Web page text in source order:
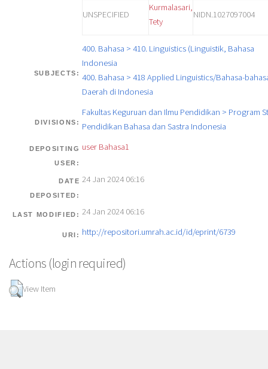
UNSPECIFIED
Kurmalasari,
Tety
NIDN.1027097004
SUBJECTS:
400. Bahasa > 410. Linguistics (Linguistik, Bahasa
Indonesia
400. Bahasa > 418 Applied Linguistics/Bahasa-
Daerah di Indonesia
DIVISIONS:
Fakultas Keguruan dan Ilmu Pendidikan > Program
Pendidikan Bahasa dan Sastra Indonesia
DEPOSITING
USER:
user Bahasa1
DATE
DEPOSITED:
24 Jan 2024 06:16
LAST MODIFIED: 24 Jan 2024 06:16
URI: http://repositori.umrah.ac.id/id/eprint/6739
Actions (login required)
View Item